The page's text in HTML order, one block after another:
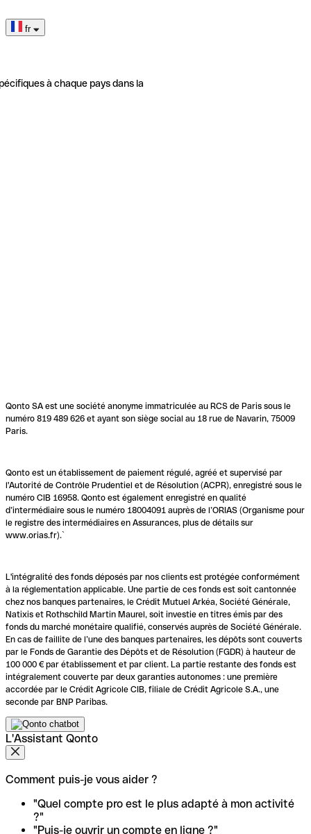
fr
à chaque pays dans la
Qonto SA est une société anonyme immatriculée au RCS de Paris sous le
numéro 819 489 626 et ayant son siège social au 18 rue de Navarin, 75009
Paris.
Qonto est un établissement de paiement régulé, agréé et supervisé par
l'Autorité de Contrôle Prudentiel et de Résolution (ACPR), enregistré sous le
numéro CIB 16958. Qonto est également enregistré en qualité
d’intermédiaire sous le numéro 18004091 auprès de l’ORIAS (Organisme pour
le registre des intermédiaires en Assurances, plus de détails sur
www.orias.fr).`
L'intégralité des fonds déposés par nos clients est protégée conformément
à la réglementation applicable. Une partie de ces fonds est soit cantonnée
chez nos banques partenaires, le Crédit Mutuel Arkéa, Société Générale,
Natixis et Rothschild Martin Maurel, soit investie en titres émis par des
fonds du marché monétaire qualifié, conservés auprès de Société Générale.
En cas de faillite de l’une des banques partenaires, les dépôts sont couverts
par le Fonds de Garantie des Dépôts et de Résolution (FGDR) à hauteur de
100 000 € par établissement et par client. La partie restante des fonds est
intégralement couverte par deux garanties autonomes : une première
accordée par le Crédit Agricole CIB, filiale de Crédit Agricole S.A., une
seconde par BNP Paribas.
L'Assistant Qonto
Comment puis-je vous aider ?
"Quel compte pro est le plus adapté à mon activité
?"
"Puis-je ouvrir un compte en ligne ?"